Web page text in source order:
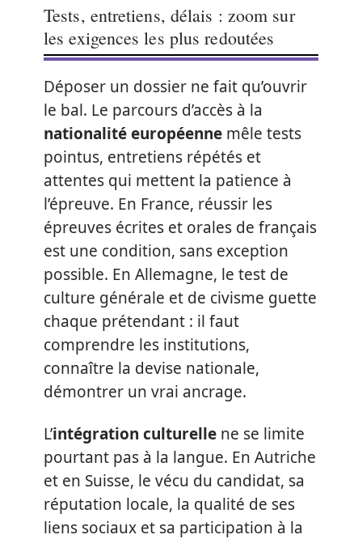
Tests, entretiens, délais : zoom sur
les exigences les plus redoutées
Déposer un dossier ne fait qu’ouvrir
le bal. Le parcours d’accès à la
nationalité européenne mêle tests
pointus, entretiens répétés et
attentes qui mettent la patience à
l’épreuve. En France, réussir les
épreuves écrites et orales de français
est une condition, sans exception
possible. En Allemagne, le test de
culture générale et de civisme guette
chaque prétendant : il faut
comprendre les institutions,
connaître la devise nationale,
démontrer un vrai ancrage.
L’intégration culturelle ne se limite
pourtant pas à la langue. En Autriche
et en Suisse, le vécu du candidat, sa
réputation locale, la qualité de ses
liens sociaux et sa participation à la